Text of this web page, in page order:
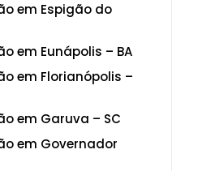
em Espigão do
em Eunápolis – BA
em Florianópolis –
em Garuva – SC
em Governador